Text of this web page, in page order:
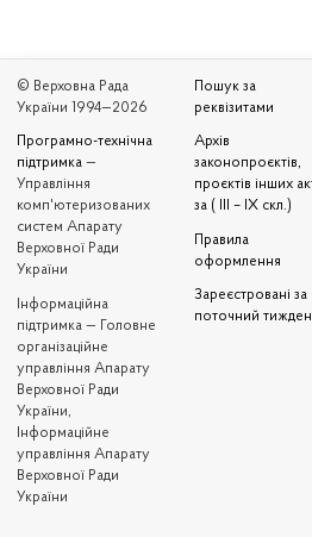
© Верховна Рада
України 1994—2026
Програмно-технічна
підтримка —
Управління
комп'ютеризованих
систем Апарату
Верховної Ради
України
Iнформаційна
підтримка — Головне
організаційне
управління Апарату
Верховної Ради
України,
Інформаційне
управління Апарату
Верховної Ради
України
Пошук за
реквізитами
Архів
законопроєктів,
проєктів інших
за ( III – IX скл.)
Правила
оформлення
Зареєстровані за
поточний